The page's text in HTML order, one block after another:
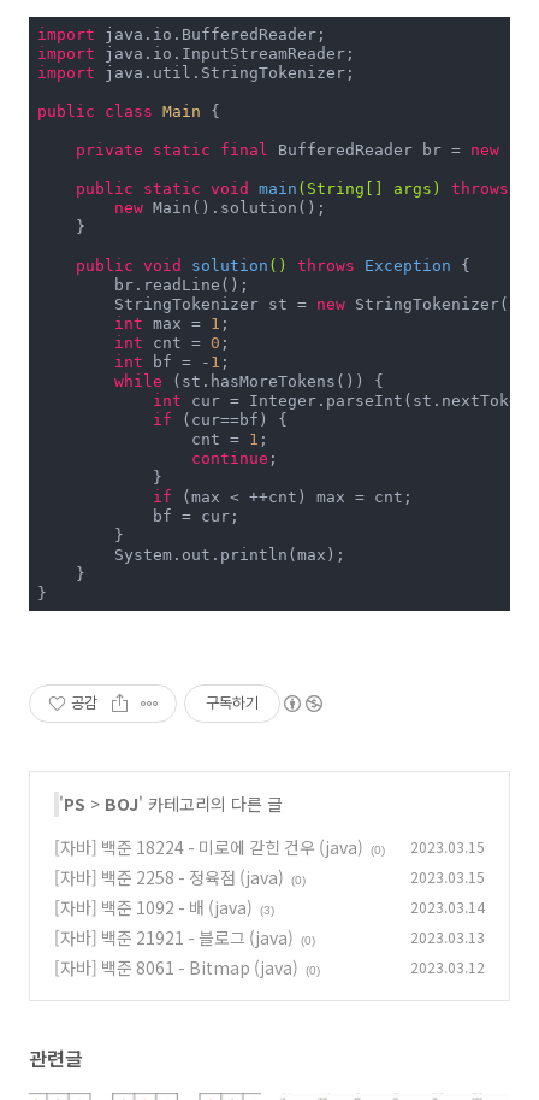
import
import
import java.util.StringTokenizer;
public class Main {
private static final BufferedReader br = new
public static void main (String[] args) throws
new Main().solution();
    }
public void solution () throws Exception {
        br.readLine();
        StringTokenizer st =
new
int max = 1 ;
int cnt = 0 ;
int bf = - 1 ;
while (st.hasMoreTokens()) {
int cur =
if (cur==bf) {
                cnt =
1 ;
continue ;
            }
if (max < ++cnt) max = cnt;
            bf = cur;
        }
        System.out.println(max);
    }
}
공감 구독하기
'PS > BOJ' 카테고리의 다른 글
[자바] 백준 18224 - 미로에 갇힌 건우 (java)
(0) 2023.03.15
[자바] 백준 2258 - 정육점 (java) (0) 2023.03.15
[자바] 백준 1092 - 배 (java) (3) 2023.03.14
[자바] 백준 21921 - 블로그 (java) (0) 2023.03.13
[자바] 백준 8061 - Bitmap (java) (0) 2023.03.12
관련글